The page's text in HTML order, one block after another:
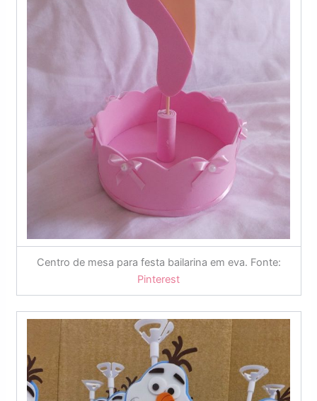
Centro de mesa para festa bailarina em eva. Fonte:
Pinterest